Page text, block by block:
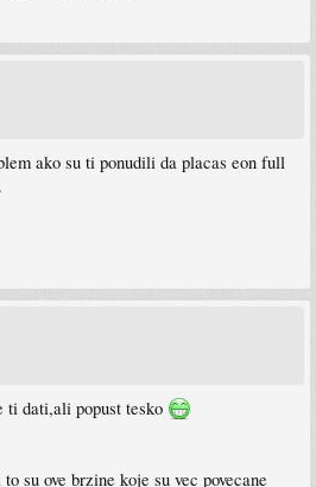
ako su ti ponudili da placas eon full
ti dati,ali popust tesko
su ove brzine koje su vec povecane